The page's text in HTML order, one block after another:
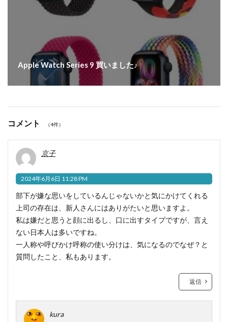
Apple Watch Series 9 買いました♪
コメント （4件）
京子
2024年6月6日 11:28 PM
部下が嫌な思いをしているんじゃないかと気にかけてくれる
上司の存在は、新人さんにはありがたいと思いますよ。
私は嫌だと思うと顔に出るし、口に出すタイプですが、言え
ない日本人は多いですね。
一人称や呼びかけ呼称の使い分けは、気になるのでなぜ？と
質問したこと、私もあります。
返信
kura